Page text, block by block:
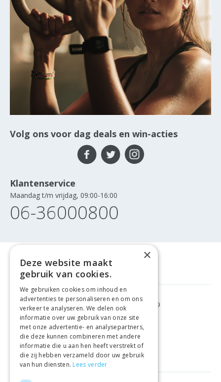
Volg ons voor dag deals en win-acties
Klantenservice
Maandag t/m vrijdag, 09:00-16:00
06-36000800
GRATIS VERZENDING VANAF €99
GEMAKKELIJKRETOURNEREN
LAAGSTEPRIJSGARANTIE
×
Deze website maakt
gebruik van cookies.
We gebruiken cookies om inhoud en
advertenties te personaliseren en om ons
verkeer te analyseren. We delen ook
informatie over uw gebruik van onze site
met onze advertentie- en analysepartners,
die deze kunnen combineren met andere
informatie die u aan hen heeft verstrekt of
die zij hebben verzameld door uw gebruik
van hun diensten. Lees verder